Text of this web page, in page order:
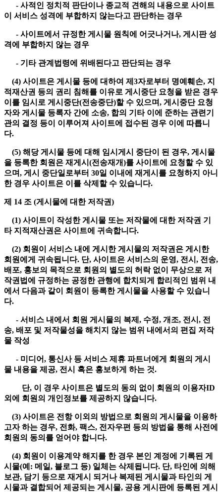
- 사적인 정치적 판단이나 종교적 견해의 내용으로 사이트
이 서비스 성격에 부합하지 않는다고 판단하는 경우
- 사이트에서 규정한 게시물 원칙에 어긋나거나, 게시판 성
격에 부합하지 않는 경우
- 기타 관계법령에 위배된다고 판단되는 경우
(4) 사이트은 게시물 등에 대하여 제3자로부터 명예훼손, 지
적재산권 등의 권리 침해를 이유로 게시중단 요청을 받은 경우
이를 임시로 게시중단(전송중단)할 수 있으며, 게시중단 요청
자와 게시물 등록자 간에 소송, 합의 기타 이에 준하는 관련기
관의 결정 등이 이루어져 사이트에 접수된 경우 이에 따릅니
다.
(5) 해당 게시물 등에 대해 임시게시 중단이 된 경우, 게시물
을 등록한 회원은 재게시(전송재개)를 사이트에 요청할 수 있
으며, 게시 중단일로부터 30일 이내에 재게시를 요청하지 아니
한 경우 사이트은 이를 삭제할 수 있습니다.
제 14 조 (게시물에 대한 저작권)
(1) 사이트이 작성한 게시물 또는 저작물에 대한 저작권 기
타 지적재산권은 사이트에 귀속합니다.
(2) 회원이 서비스 내에 게시한 게시물의 저작권은 게시한
회원에게 귀속됩니다. 단, 사이트은 서비스의 운영, 전시, 전송,
배포, 홍보의 목적으로 회원의 별도의 허락 없이 무상으로 저
작권법에 규정하는 공정한 관행에 합치되게 합리적인 범위 내
에서 다음과 같이 회원이 등록한 게시물을 사용할 수 있습니
다.
- 서비스 내에서 회원 게시물의 복제, 수정, 개조, 전시, 전
송, 배포 및 저작물성을 해치지 않는 범위 내에서의 편집 저작
물 작성
- 미디어, 통신사 등 서비스 제휴 파트너에게 회원의 게시
물 내용을 제공, 전시 혹은 홍보하게 하는 것.
단, 이 경우 사이트은 별도의 동의 없이 회원의 이용자ID
외에 회원의 개인정보를 제공하지 않습니다.
(3) 사이트은 전항 이외의 방법으로 회원의 게시물을 이용하
고자 하는 경우, 전화, 팩스, 전자우편 등의 방법을 통해 사전에
회원의 동의를 얻어야 합니다.
(4) 회원이 이용계약 해지를 한 경우 본인 계정에 기록된 게
시물(예: 메일, 블로그 등) 일체는 삭제됩니다. 단, 타인에 의해
보관, 담기 등으로 재게시 되거나 복제된 게시물과 타인의 게
시물과 결합되어 제공되는 게시물, 공용 게시판에 등록된 게시